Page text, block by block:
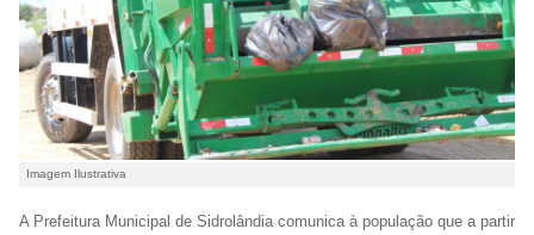
Imagem Ilustrativa
A Prefeitura Municipal de Sidrolândia comunica à população que a partir